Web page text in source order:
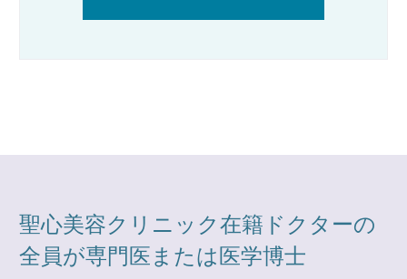
聖心美容クリニック在籍ドクターの
全員が専門医または医学博士